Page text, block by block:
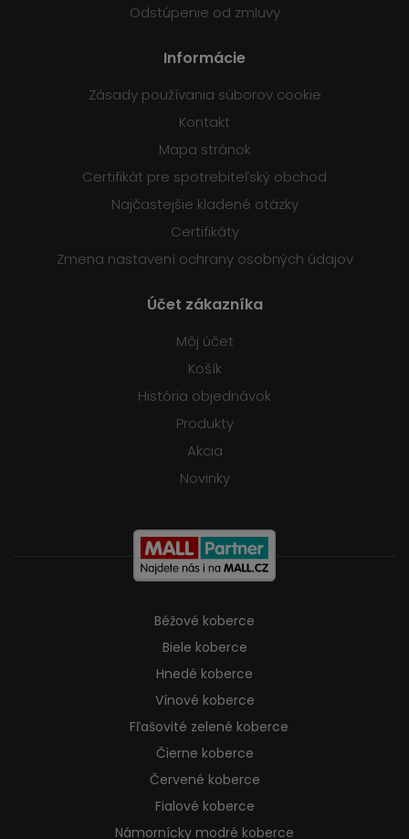
Odstúpenie od zmluvy
Informácie
Zásady používania súborov cookie
Kontakt
Mapa stránok
Certifikát pre spotrebiteľský obchod
Najčastejšie kladené otázky
Certifikáty
Zmena nastavení ochrany osobných údajov
Účet zákazníka
Môj účet
Košík
História objednávok
Produkty
Akcia
Novinky
Béžové koberce
Biele koberce
Hnedé koberce
Vínové koberce
Fľašovité zelené koberce
Čierne koberce
Červené koberce
Fialové koberce
Námornícky modré koberce